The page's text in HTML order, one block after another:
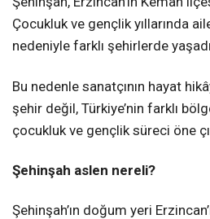
Çocukluk ve gençlik yıllarında
nedeniyle farklı şehirlerde
Bu nedenle sanatçının hayat
şehir değil, Türkiye’nin farklı
çocukluk ve gençlik süreci öne
Şehinşah aslen nereli?
Şehinşah’ın doğum yeri